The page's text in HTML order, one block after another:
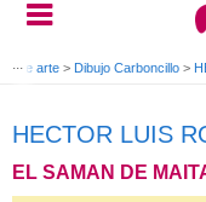
de arte > Dibujo Carboncillo >
HECTOR LUIS
EL SAMAN DE